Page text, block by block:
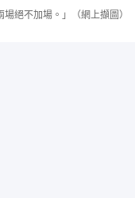
絕不加場。」（網上擷圖）